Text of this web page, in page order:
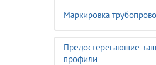
Маркировка
Предостерегающие
профили